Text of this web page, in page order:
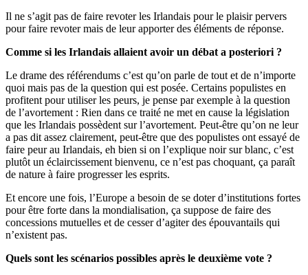
Il ne s’agit pas de faire revoter les Irlandais pour le plaisir pervers
pour faire revoter mais de leur apporter des éléments de réponse.
Comme si les Irlandais allaient avoir un débat a posteriori ?
Le drame des référendums c’est qu’on parle de tout et de n’importe
quoi mais pas de la question qui est posée. Certains populistes en
profitent pour utiliser les peurs, je pense par exemple à la question
de l’avortement : Rien dans ce traité ne met en cause la législation
que les Irlandais possèdent sur l’avortement. Peut-être qu’on ne leur
a pas dit assez clairement, peut-être que des populistes ont essayé de
faire peur au Irlandais, eh bien si on l’explique noir sur blanc, c’est
plutôt un éclaircissement bienvenu, ce n’est pas choquant, ça paraît
de nature à faire progresser les esprits.
Et encore une fois, l’Europe a besoin de se doter d’institutions fortes
pour être forte dans la mondialisation, ça suppose de faire des
concessions mutuelles et de cesser d’agiter des épouvantails qui
n’existent pas.
Quels sont les scénarios possibles après le deuxième vote ?